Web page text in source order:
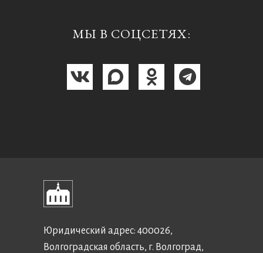
МЫ В СОЦСЕТЯХ:
Юридический адрес: 400026,
Волгоградская область, г. Волгоград,